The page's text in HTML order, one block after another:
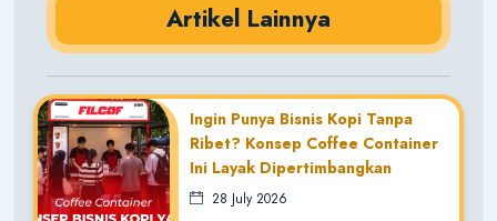
Artikel Lainnya
Ingin Punya Bisnis Kopi Tanpa
Ribet? Konsep Coffee Container
Ini Layak Dipertimbangkan
28 July 2026